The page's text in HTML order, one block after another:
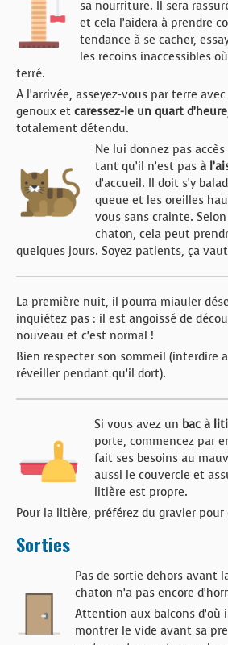
sa nourriture. Il sera
et cela l’aidera à prendre
tendance à se cacher,
les recoins inaccessibles
terré.
A l’arrivée, asseyez-vous par terre
genoux et caressez-le un quart d’heure
totalement détendu.
Ne lui donnez pas
tant qu’il n’est pas à
d’accueil. Il doit s’y
queue et les oreilles
vous sans crainte.
chaton, cela peut
quelques jours. Soyez patients, ça
La première nuit, il pourra miauler
inquiétez pas : il est angoissé de
nouveau et c’est normal !
Bien respecter son sommeil (interdire
réveiller pendant qu’il dort).
Si vous avez un bac à
porte, commencez par
fait ses besoins au
aussi le couvercle et
litière est propre.
Pour la litière, préférez du gravier pour
Sorties
Pas de sortie dehors avant
chaton n’a pas encore
Attention aux balcons d’où
montrer le vide avant sa